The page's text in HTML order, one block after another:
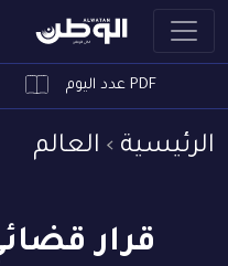
PDF عدد اليوم
الرئيسية العالم
قرار